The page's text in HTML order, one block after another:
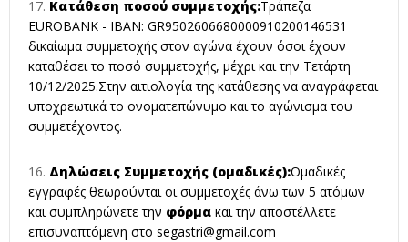
Κατάθεση ποσού συμμετοχής:Τράπεζα
ΕUROBANK - IBAN: GR9502606680000910200146531
δικαίωμα συμμετοχής στον αγώνα έχουν όσοι έχουν
καταθέσει το ποσό συμμετοχής, μέχρι και την Τετάρτη
10/12/2025.Στην αιτιολογία της κατάθεσης να αναγράφεται
υποχρεωτικά το ονοματεπώνυμο και το αγώνισμα του
συμμετέχοντος.
Δηλώσεις Συμμετοχής (ομαδικές):Ομαδικές
εγγραφές θεωρούνται οι συμμετοχές άνω των 5 ατόμων
και συμπληρώνετε την φόρμα και την αποστέλλετε
επισυναπτόμενη στο segastri@gmail.com